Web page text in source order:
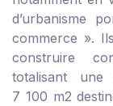
d’urbanisme
commerce ».
construire
totalisant
7 100 m2